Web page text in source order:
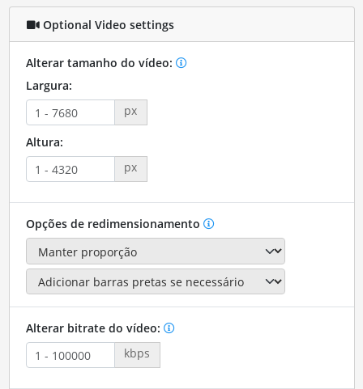
Optional Video settings
Alterar tamanho do vídeo:
Largura:
px
Altura:
px
Opções de redimensionamento
Alterar bitrate do vídeo:
kbps